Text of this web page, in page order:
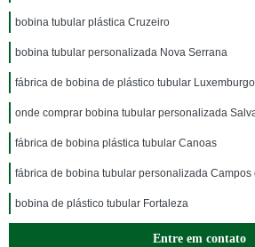
bobina tubular plástica Cruzeiro
bobina tubular personalizada Nova Serrana
fábrica de bobina de plástico tubular Luxemburgo
onde comprar bobina tubular personalizada
fábrica de bobina plástica tubular Canoas
fábrica de bobina tubular personalizada Campos
bobina de plástico tubular Fortaleza
Entre em contato